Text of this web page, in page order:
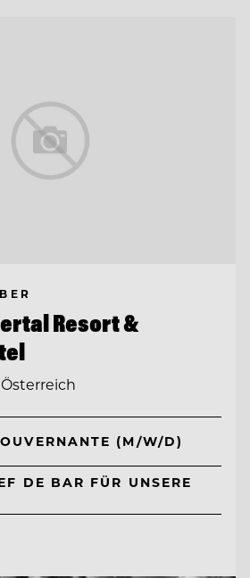
Resort &
(M/W/D)
DE BAR FÜR UNSERE